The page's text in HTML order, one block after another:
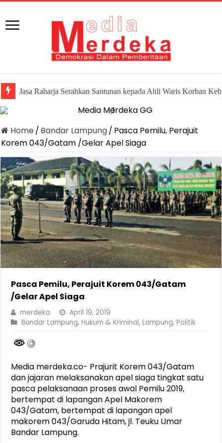
Jasa Raharja Serahkan Santunan kepada Ahli Waris Korban
Canangkan Desa TAPIS dan Luncurkan Sekolah Lansia di
Home / Bandar Lampung/ Pasca Pemilu, Perajuit
Korem 043/Gatam /Gelar Apel Siaga
Pasca Pemilu, Perajuit Korem 043/Gatam
/Gelar Apel Siaga
merdeka
April 19, 2019
Bandar Lampung,Hukum & Kriminal,Lampung,Politik
Media merdeka.co- Prajurit Korem 043/Gatam
dan jajaran melaksanakan apel siaga tingkat satu
pasca pelaksanaan proses awal Pemilu 2019,
bertempat di lapangan Apel Makorem
043/Gatam, bertempat di lapangan apel
makorem 043/Garuda Hitam, jl. Teuku Umar
Bandar Lampung.